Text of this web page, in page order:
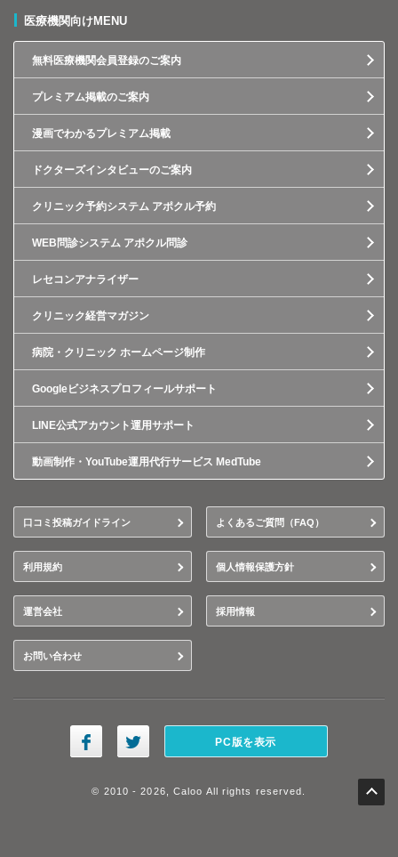
医療機関向けMENU
無料医療機関会員登録のご案内
プレミアム掲載のご案内
漫画でわかるプレミアム掲載
ドクターズインタビューのご案内
クリニック予約システム アポクル予約
WEB問診システム アポクル問診
レセコンアナライザー
クリニック経営マガジン
病院・クリニック ホームページ制作
Googleビジネスプロフィールサポート
LINE公式アカウント運用サポート
動画制作・YouTube運用代行サービス MedTube
口コミ投稿ガイドライン よくあるご質問（FAQ）
利用規約 個人情報保護方針
運営会社 採用情報
お問い合わせ
PC版を表示
© 2010 - 2026, Caloo All rights reserved.